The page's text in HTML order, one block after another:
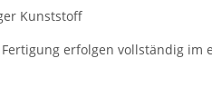
Kunststoff
erfolgen vollständig im